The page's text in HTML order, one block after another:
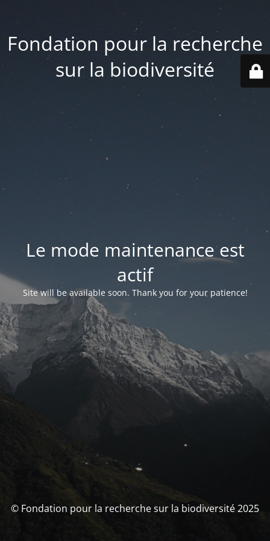
Fondation pour la recherche
sur la biodiversité
Le mode maintenance est
actif
Site will be available soon. Thank you for your patience!
© Fondation pour la recherche sur la biodiversité 2025